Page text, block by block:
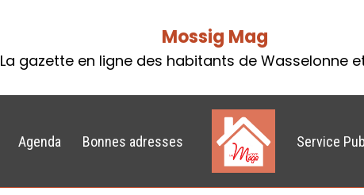
Mossig Mag
La gazette en ligne des habitants de Wasselonne
Agenda Bonnes adresses Service Pub